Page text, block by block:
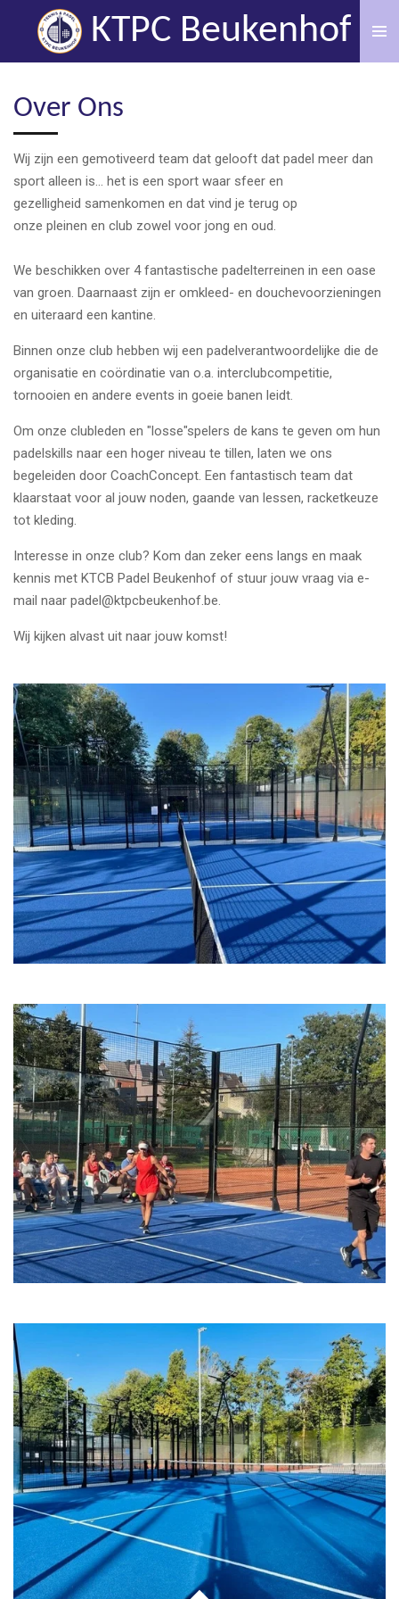
direct
naar
hoofdinhoud
KTPC Beukenhof
Over Ons
Wij zijn een gemotiveerd team dat gelooft dat padel meer dan
sport alleen is... het is een sport waar sfeer en
gezelligheid samenkomen en dat vind je terug op
onze pleinen en club zowel voor jong en oud.
We beschikken over 4 fantastische padelterreinen in een oase
van groen. Daarnaast zijn er omkleed- en douchevoorzieningen
en uiteraard een kantine.
Binnen onze club hebben wij een padelverantwoordelijke die de
organisatie en coördinatie van o.a. interclubcompetitie,
tornooien en andere events in goeie banen leidt.
Om onze clubleden en "losse"spelers de kans te geven om hun
padelskills naar een hoger niveau te tillen, laten we ons
begeleiden door CoachConcept. Een fantastisch team dat
klaarstaat voor al jouw noden, gaande van lessen, racketkeuze
tot kleding.
Interesse in onze club? Kom dan zeker eens langs en maak
kennis met KTCB Padel Beukenhof of stuur jouw vraag via e-
mail naar padel@ktpcbeukenhof.be.
Wij kijken alvast uit naar jouw komst!